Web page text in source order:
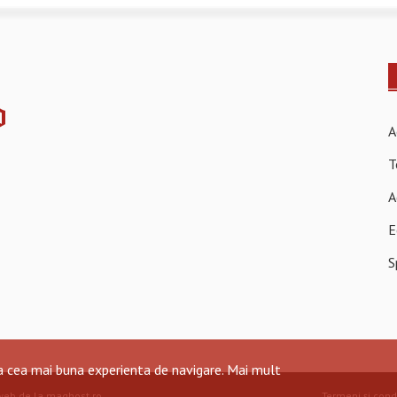
mai buna experienta de navigare.Mai mult